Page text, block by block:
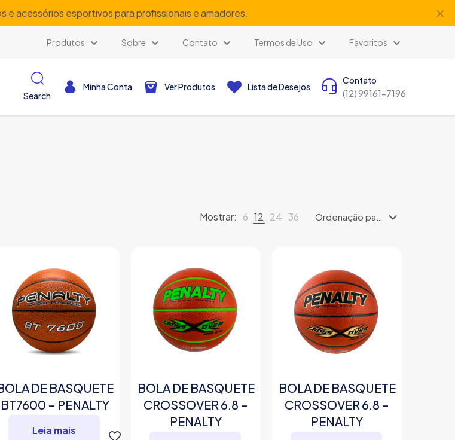
e acessórios esportivos para profissionais e amadores. ✕
Produtos Sobre Contato Termos de Uso Favoritos
Search
Minha Conta Ver Produtos Lista de Desejos
Contato
(12) 99161-7196
Mostrar: 6 12 24 36
DE BASQUETE
BT7600 – PENALTY
Leia mais
BOLA DE BASQUETE
CROSSOVER 6.8 –
PENALTY
BOLA DE BASQUETE
CROSSOVER 6.8 –
PENALTY